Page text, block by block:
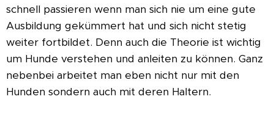
schnell passieren wenn man sich nie um eine gute
Ausbildung gekümmert hat und sich nicht stetig
weiter fortbildet. Denn auch die Theorie ist wichtig
um Hunde verstehen und anleiten zu können. Ganz
nebenbei arbeitet man eben nicht nur mit den
Hunden sondern auch mit deren Haltern.